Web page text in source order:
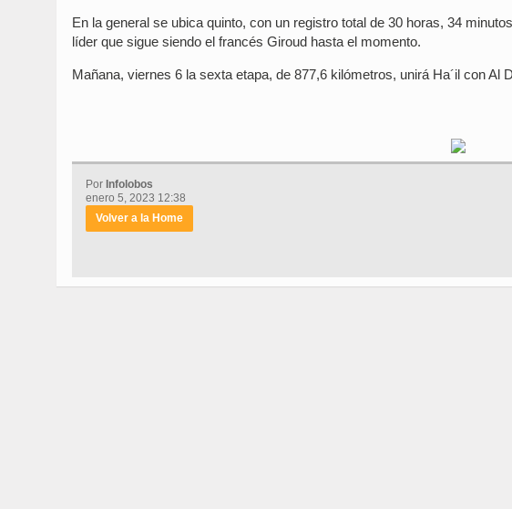
En la general se ubica quinto, con un registro total de 30 horas, 34
líder que sigue siendo el francés Giroud hasta el momento.
Mañana, viernes 6 la sexta etapa, de 877,6 kilómetros, unirá Ha´il con Al
Por Infolobos
enero 5, 2023 12:38
Volver a la Home